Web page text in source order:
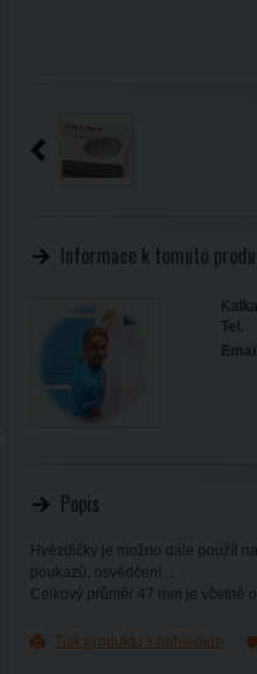
Informace k tomuto
Tel.
Popis
Hvězdičky je možno dále použít
poukazů, osvědčení ...
Celkový průměr 47 mm je včetně
Tisk produktu s náhledem